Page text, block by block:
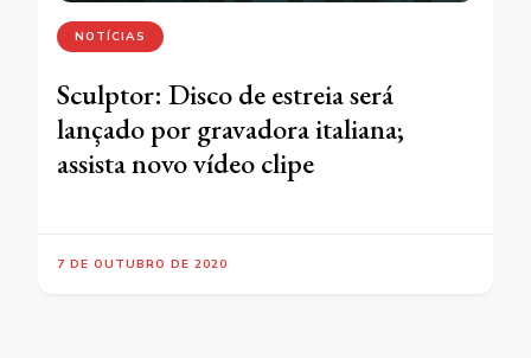
NOTÍCIAS
Sculptor: Disco de estreia será
lançado por gravadora italiana;
assista novo vídeo clipe
7 DE OUTUBRO DE 2020